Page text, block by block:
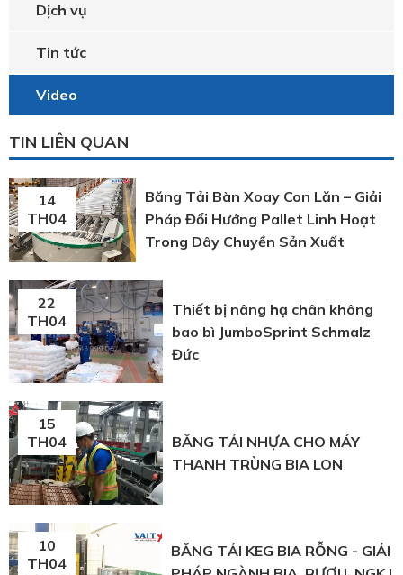
Dịch vụ
Tin tức
Video
TIN LIÊN QUAN
14
TH04
Băng Tải Bàn Xoay Con Lăn – Giải
Pháp Đổi Hướng Pallet Linh Hoạt
Trong Dây Chuyền Sản Xuất
22
TH04
Thiết bị nâng hạ chân không
bao bì JumboSprint Schmalz
Đức
15
TH04
BĂNG TẢI NHỰA CHO MÁY
THANH TRÙNG BIA LON
10
TH04
BĂNG TẢI KEG BIA RỖNG - GIẢI